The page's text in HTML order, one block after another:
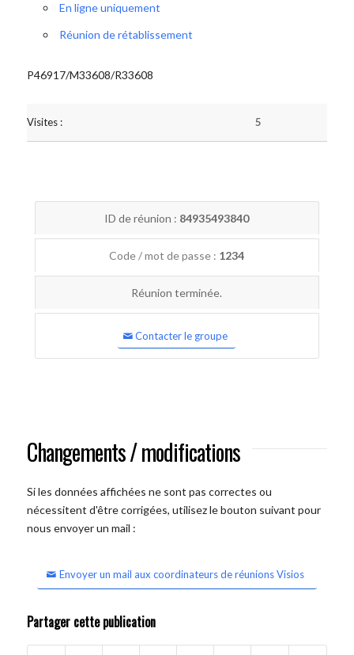
En ligne uniquement
Réunion de rétablissement
P46917/M33608/R33608
Visites : 5
ID de réunion : 84935493840
Code / mot de passe : 1234
Réunion terminée.
Contacter le groupe
Changements / modifications
Si les données affichées ne sont pas correctes ou
nécessitent d'être corrigées, utilisez le bouton suivant pour
nous envoyer un mail :
Envoyer un mail aux coordinateurs de réunions Visios
Partager cette publication